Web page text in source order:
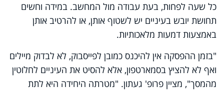
כל שעה לפחות, בעת עבודה מול המחשב. במידה וחשים
תחושת יובש בעיניים יש לשטוף אותן, או להרטיב אותן
באמצעות דמעות מלאכותיות.
"בזמן ההפסקה אין להיכנס כמובן לפייסבוק, לא לבדוק מיילים
ואף לא להציץ בסמארטפון, אלא להסיט את העיניים לחלוטין
מהמסך", מציין פרופ' געתון. "מטרתה היחידה היא לתת